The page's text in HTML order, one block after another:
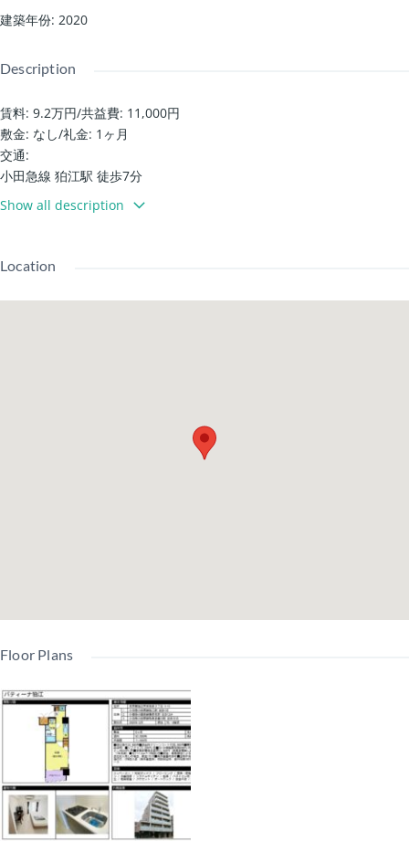
建築年份: 2020
Description
賃料: 9.2万円/共益費: 11,000円
敷金: なし/礼金: 1ヶ月
交通:
小田急線 狛江駅 徒歩7分
小田急線 喜多見駅 徒歩12分
帶顯示器的對講機
附家具 / 木地板 / 角落房
Show all description
Location
Floor Plans